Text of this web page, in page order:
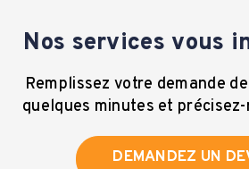
Nos services vous
Remplissez votre demande
quelques minutes et
DEMANDEZ UN